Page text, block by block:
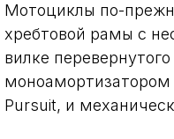
Мотоциклы по-
хребтовой рамы с
вилке
моноамортизатором
Pursuit, и